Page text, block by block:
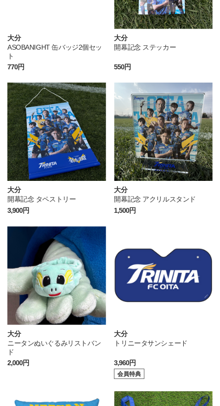
大分
ASOBANIGHT 缶バッジ2個セッ
ト
770円
大分
開幕記念 ステッカー
550円
大分
開幕記念 タペストリー
3,900円
大分
開幕記念 アクリルスタンド
1,500円
大分
ニータンぬいぐるみリストバン
ド
2,000円
大分
トリニータサンシェード
3,960円
会員特典